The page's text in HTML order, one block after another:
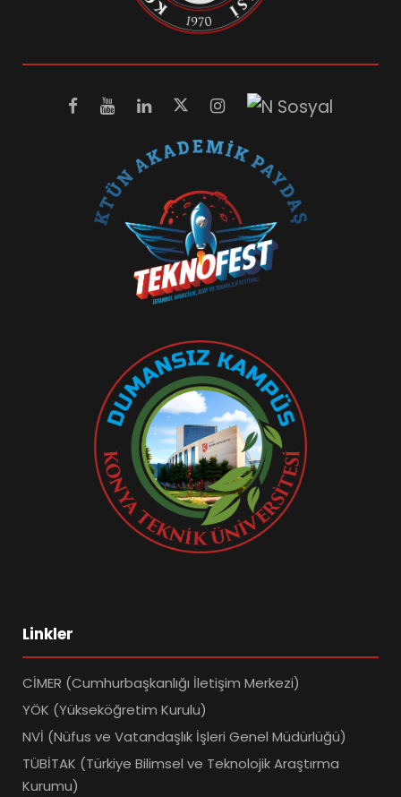
Linkler
CİMER (Cumhurbaşkanlığı İletişim Merkezi)
YÖK (Yükseköğretim Kurulu)
NVİ (Nüfus ve Vatandaşlık İşleri Genel Müdürlüğü)
TÜBİTAK (Türkiye Bilimsel ve Teknolojik Araştırma
Kurumu)